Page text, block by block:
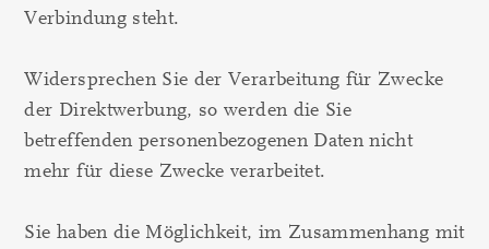
Verbindung steht.
Widersprechen Sie der Verarbeitung für Zwecke
der Direktwerbung, so werden die Sie
betreffenden personenbezogenen Daten nicht
mehr für diese Zwecke verarbeitet.
Sie haben die Möglichkeit, im Zusammenhang mit